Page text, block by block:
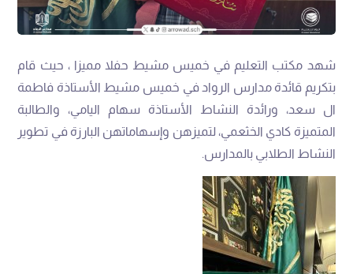
شهد مكتب التعليم في خميس مشيط حفلا مميزا ، حيث قام
بتكريم قائدة مدارس الرواد في خميس مشيط الأستاذة فاطمة
ال سعد، ورائدة النشاط الأستاذة سهام اليامي، والطالبة
المتميزة كادي الخثعمي، لتميزهن وإسهاماتهن البارزة في تطوير
النشاط الطلابي بالمدارس.